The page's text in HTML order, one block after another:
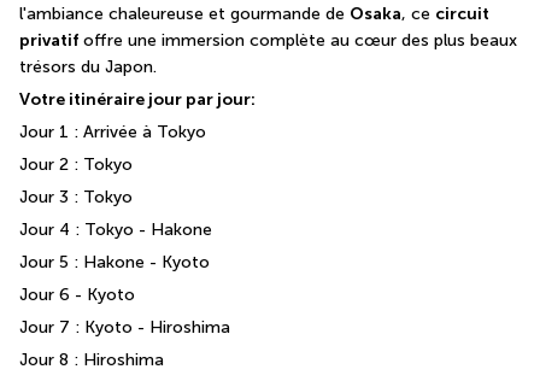
l'ambiance chaleureuse et gourmande de Osaka, ce circuit
privatif offre une immersion complète au cœur des plus beaux
trésors du Japon.
Votre itinéraire jour par jour:
Jour 1 : Arrivée à Tokyo
Jour 2 : Tokyo
Jour 3 : Tokyo
Jour 4 : Tokyo - Hakone
Jour 5 : Hakone - Kyoto
Jour 6 - Kyoto
Jour 7 : Kyoto - Hiroshima
Jour 8 : Hiroshima